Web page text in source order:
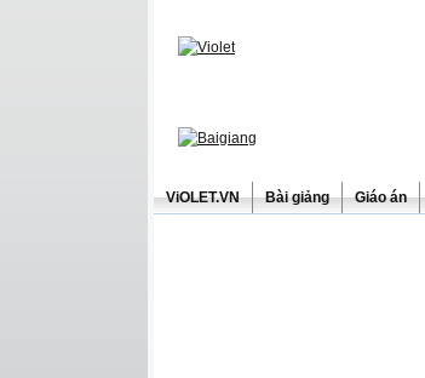
ViOLET.VN Bài giảng Giáo án